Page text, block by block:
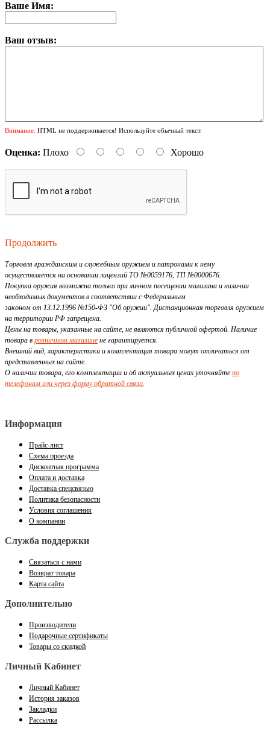
Ваше Имя:
Ваш отзыв:
Внимание: HTML не поддерживается! Используйте обычный текст.
Оценка: Плохо Хорошо
Продолжить
Торговля гражданским и служебным оружием и патронами к нему
осуществляется на основании лицензий ТО №0059176, ТП №0000676.
Покупка оружия возможна только при личном посещении магазина и наличии
необходимых документов в соответствии с Федеральным
законом от 13.12.1996 №150-ФЗ "Об оружии". Дистанционная торговля оружием
на территории РФ запрещена.
Цены на товары, указанные на сайте, не являются публичной офертой. Наличие
товара в розничном магазине не гарантируется.
Внешний вид, характеристики и комплектация товара могут отличаться от
представленных на сайте.
О наличии товара, его комплектации и об актуальных ценах уточняйте по
телефонам или через форму обратной связи.
Информация
Прайс-лист
Схема проезда
Дисконтная программа
Оплата и доставка
Доставка спецсвязью
Политика безопасности
Условия соглашения
О компании
Служба поддержки
Связаться с нами
Возврат товара
Карта сайта
Дополнительно
Производители
Подарочные сертификаты
Товары со скидкой
Личный Кабинет
Личный Кабинет
История заказов
Закладки
Рассылка